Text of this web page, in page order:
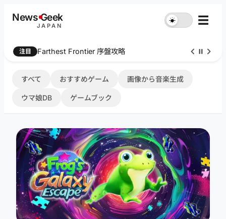
NewsGeek
JAPAN
☀︎ ☰
注目 Farthest Frontier 序盤攻略
すべて おすすめゲーム 画像から音楽生成
ウマ娘DB ゲームブック